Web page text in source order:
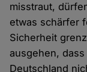
misstraut,
etwas schärfer
Sicherheit
ausgehen,
Deutschland